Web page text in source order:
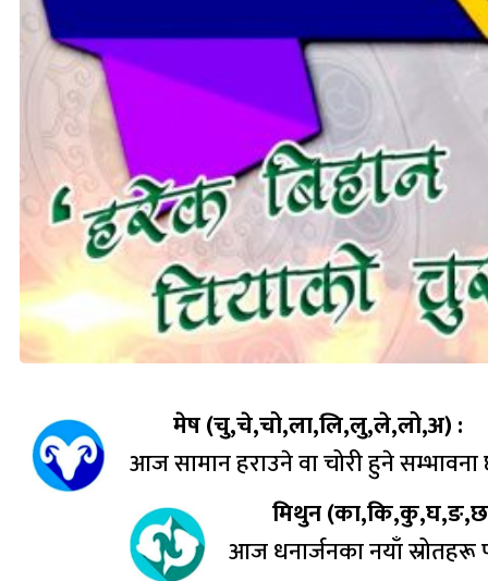
मेष (चु,चे,चो,ला,लि,लु,ले,लो,अ) :
आज सामान हराउने वा चोरी हुने सम्भावना
मिथुन
आज धनार्जनका नयाँ स्रोतहरू